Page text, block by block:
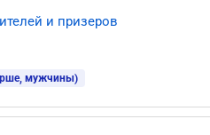
и призеров
мужчины)